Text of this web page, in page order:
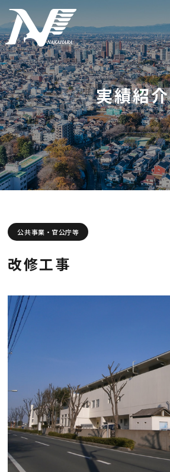
ホーム
事業紹介
実績紹介
中原工業の取り組み
安全への取り組み
協力業者の皆様へ
採用情報
お問い合わせ
プライバシーポリシー
実績紹介
公共事業・官公庁等
改修工事